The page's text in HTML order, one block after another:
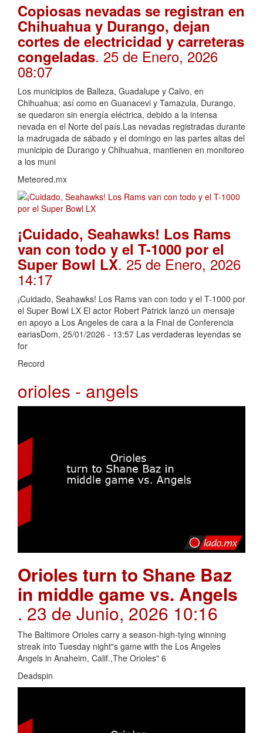
Copiosas nevadas se registran en
Chihuahua y Durango, dejan
cortes de electricidad y carreteras
congeladas. 25 de Enero, 2026
08:07
Los municipios de Balleza, Guadalupe y Calvo, en
Chihuahua; así como en Guanacevi y Tamazula, Durango,
se quedaron sin energía eléctrica, debido a la intensa
nevada en el Norte del país.Las nevadas registradas durante
la madrugada de sábado y el domingo en las partes altas del
municipio de Durango y Chihuahua, mantienen en monitoreo
a los muni
Meteored.mx
¡Cuidado, Seahawks! Los Rams
van con todo y el T-1000 por el
Super Bowl LX. 25 de Enero, 2026
14:17
¡Cuidado, Seahawks! Los Rams van con todo y el T-1000 por
el Super Bowl LX El actor Robert Patrick lanzó un mensaje
en apoyo a Los Angeles de cara a la Final de Conferencia
eariasDom, 25/01/2026 - 13:57 Las verdaderas leyendas se
for
Record
orioles - angels
Orioles turn to Shane Baz
in middle game vs. Angels
. 23 de Junio, 2026 10:16
The Baltimore Orioles carry a season-high-tying winning
streak into Tuesday night"s game with the Los Angeles
Angels in Anaheim, Calif.,The Orioles" 6
Deadspin